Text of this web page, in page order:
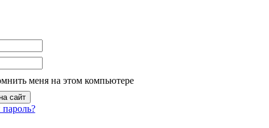
меня на этом компьютере